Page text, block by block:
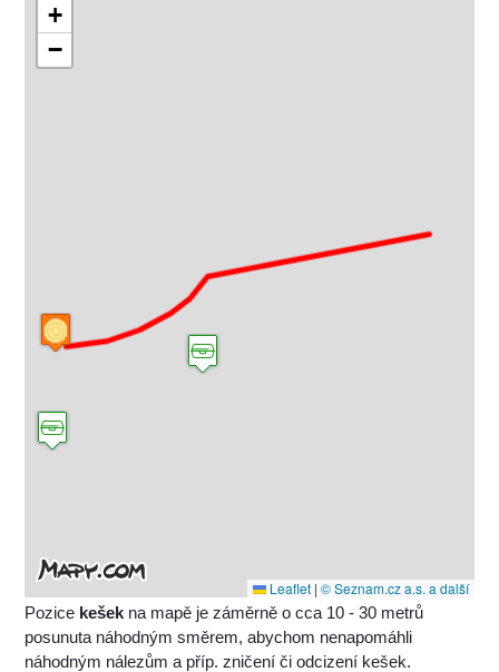
+
−
Leaflet | © Seznam.cz a.s. a další
Pozice kešek na mapě je záměrně o cca 10 - 30 metrů
posunuta náhodným směrem, abychom nenapomáhli
náhodným nálezům a příp. zničení či odcizení kešek.